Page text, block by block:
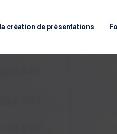
création de présentations